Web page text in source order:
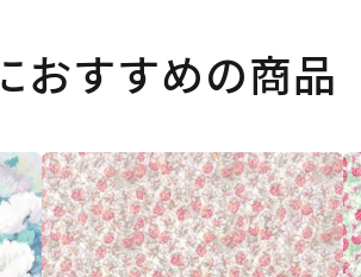
おすすめの商品